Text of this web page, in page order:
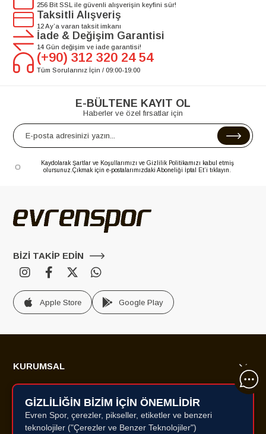
256 Bit SSL ile güvenli alışverişin keyfini sür!
Taksitli Alışveriş
12 Ay’a varan taksit imkanı
İade & Değişim Garantisi
14 Gün değişim ve iade garantisi!
(+90) 312 320 24 54
Tüm Sorularınız İçin / 09:00-19:00
E-BÜLTENE KAYIT OL
Haberler ve özel fırsatlar için
Kaydolarak Şartlar ve Koşullarımızı ve Gizlilik Politikamızı kabul etmiş
olursunuz.Çıkmak için e-postalarımızdaki Aboneliği İptal Et’i tıklayın.
BİZİ TAKİP EDİN
Apple Store Google Play
KURUMSAL
ÜYELİK HİZMETLERİ
GİZLİLİĞİN BİZİM İÇİN ÖNEMLİDİR
Evren Spor, çerezler, pikseller, etiketler ve benzeri
teknolojiler ("Çerezler ve Benzer Teknolojiler")